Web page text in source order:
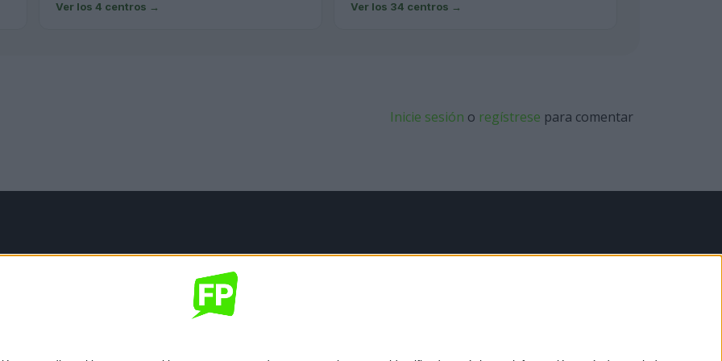
Ver los 4 centros → Ver los 34 centros →
Inicie sesión o regístrese para comentar
legal